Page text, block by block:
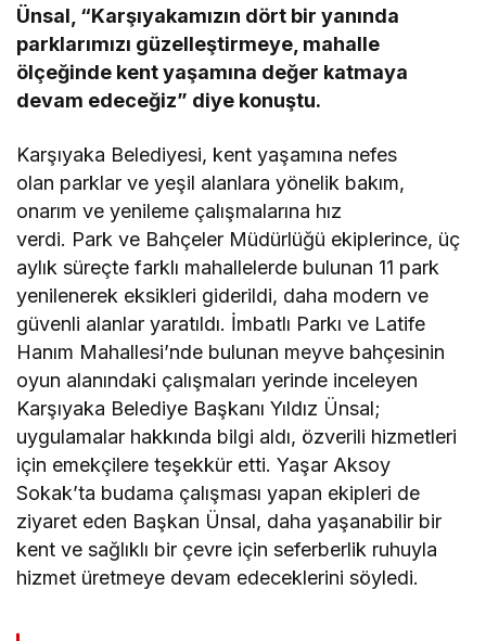
Ünsal, “Karşıyakamızın dört bir yanında
parklarımızı güzelleştirmeye, mahalle
ölçeğinde kent yaşamına değer katmaya
devam edeceğiz” diye konuştu.
Karşıyaka Belediyesi, kent yaşamına nefes
olan parklar ve yeşil alanlara yönelik bakım,
onarım ve yenileme çalışmalarına hız
verdi. Park ve Bahçeler Müdürlüğü ekiplerince, üç
aylık süreçte farklı mahallelerde bulunan 11 park
yenilenerek eksikleri giderildi, daha modern ve
güvenli alanlar yaratıldı. İmbatlı Parkı ve Latife
Hanım Mahallesi’nde bulunan meyve bahçesinin
oyun alanındaki çalışmaları yerinde inceleyen
Karşıyaka Belediye Başkanı Yıldız Ünsal;
uygulamalar hakkında bilgi aldı, özverili hizmetleri
için emekçilere teşekkür etti. Yaşar Aksoy
Sokak’ta budama çalışması yapan ekipleri de
ziyaret eden Başkan Ünsal, daha yaşanabilir bir
kent ve sağlıklı bir çevre için seferberlik ruhuyla
hizmet üretmeye devam edeceklerini söyledi.